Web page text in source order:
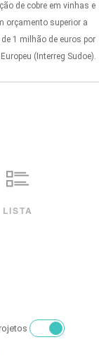
de cobre em vinhas e
orçamento superior a
1 milhão de euros por
(Interreg Sudoe).
LISTA